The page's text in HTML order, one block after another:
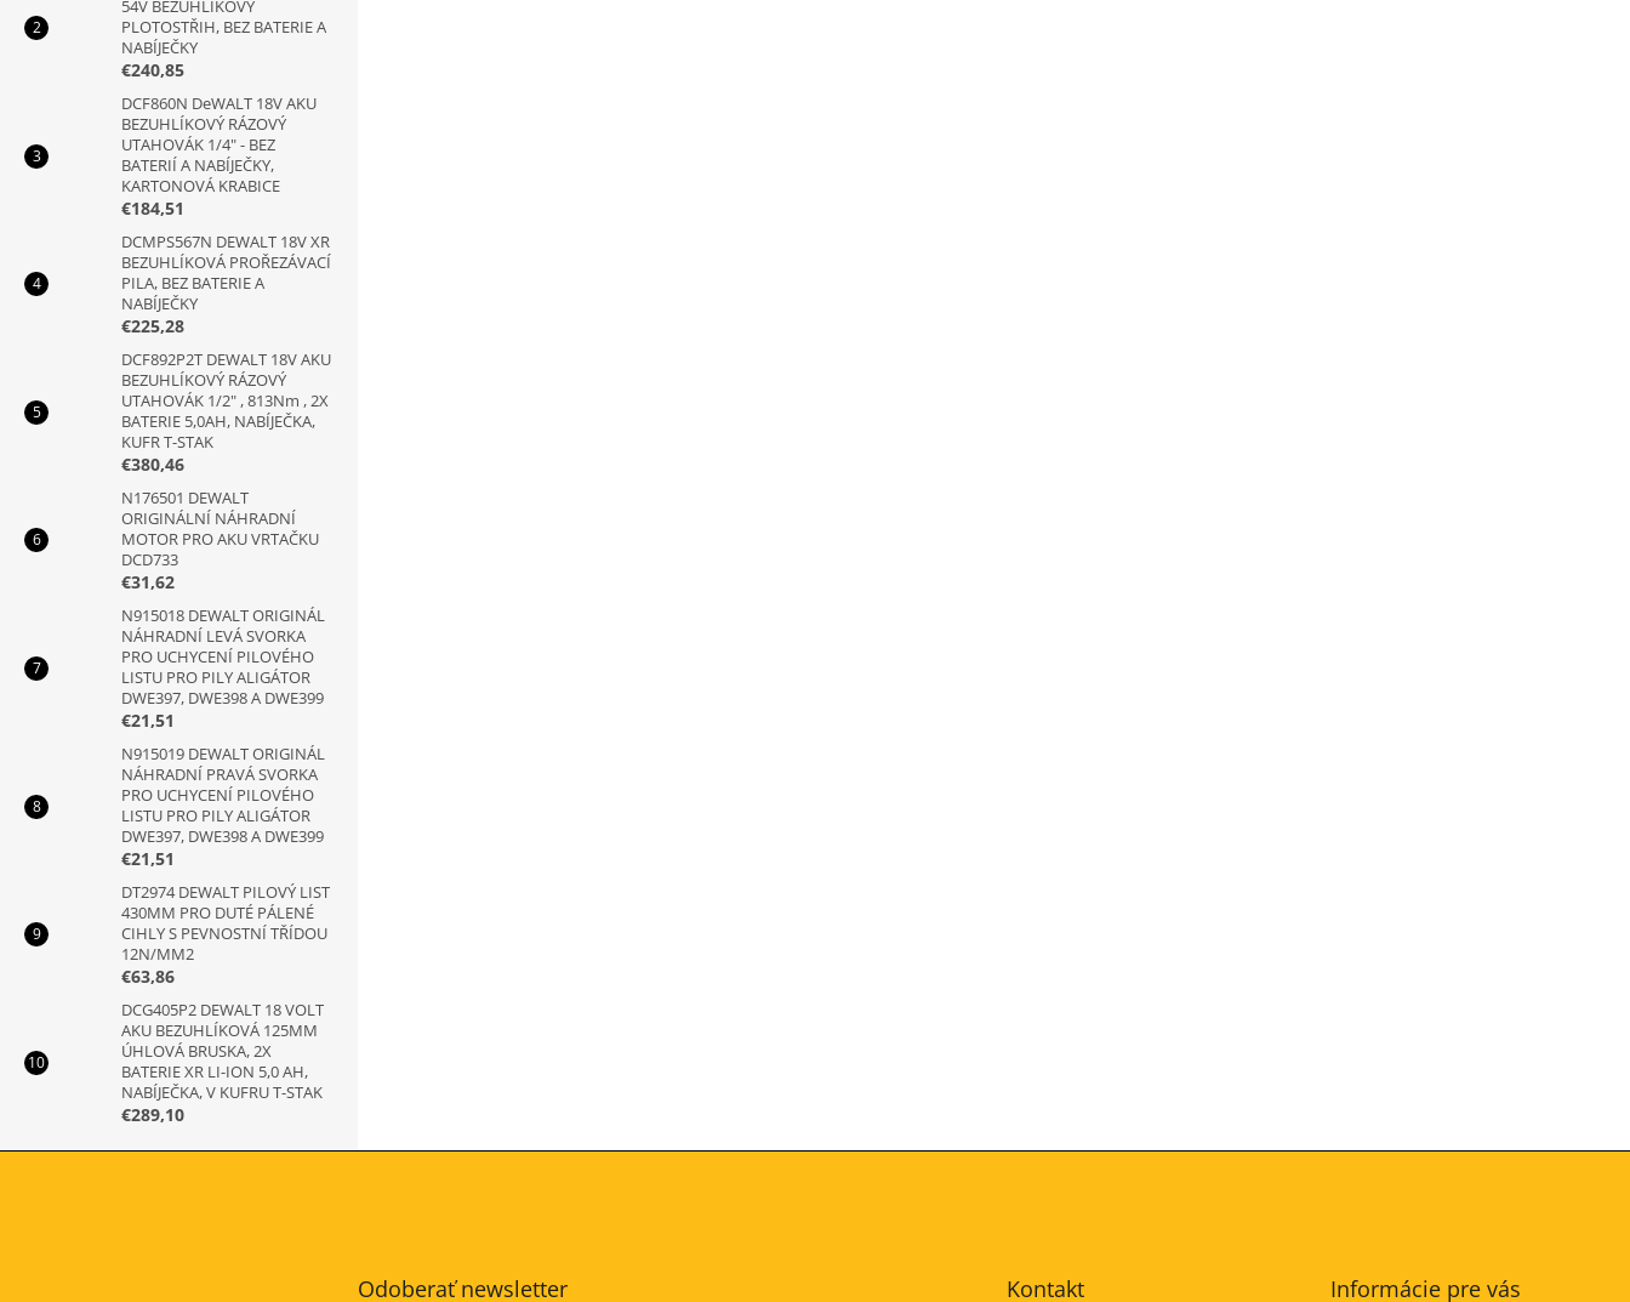
54V BEZUHLÍKOVÝ
PLOTOSTŘIH, BEZ BATERIE A
NABÍJEČKY
€240,85
DCF860N DeWALT 18V AKU
BEZUHLÍKOVÝ RÁZOVÝ
UTAHOVÁK 1/4" - BEZ
BATERIÍ A NABÍJEČKY,
KARTONOVÁ KRABICE
€184,51
DCMPS567N DEWALT 18V XR
BEZUHLÍKOVÁ PROŘEZÁVACÍ
PILA, BEZ BATERIE A
NABÍJEČKY
€225,28
DCF892P2T DEWALT 18V AKU
BEZUHLÍKOVÝ RÁZOVÝ
UTAHOVÁK 1/2" , 813Nm , 2X
BATERIE 5,0AH, NABÍJEČKA,
KUFR T-STAK
€380,46
N176501 DEWALT
ORIGINÁLNÍ NÁHRADNÍ
MOTOR PRO AKU VRTAČKU
DCD733
€31,62
N915018 DEWALT ORIGINÁL
NÁHRADNÍ LEVÁ SVORKA
PRO UCHYCENÍ PILOVÉHO
LISTU PRO PILY ALIGÁTOR
DWE397, DWE398 A DWE399
€21,51
N915019 DEWALT ORIGINÁL
NÁHRADNÍ PRAVÁ SVORKA
PRO UCHYCENÍ PILOVÉHO
LISTU PRO PILY ALIGÁTOR
DWE397, DWE398 A DWE399
€21,51
DT2974 DEWALT PILOVÝ LIST
430MM PRO DUTÉ PÁLENÉ
CIHLY S PEVNOSTNÍ TŘÍDOU
12N/MM2
€63,86
DCG405P2 DEWALT 18 VOLT
AKU BEZUHLÍKOVÁ 125MM
ÚHLOVÁ BRUSKA, 2X
BATERIE XR LI-ION 5,0 AH,
NABÍJEČKA, V KUFRU T-STAK
€289,10
Z
Odoberať newsletter Kontakt Informácie pre vás